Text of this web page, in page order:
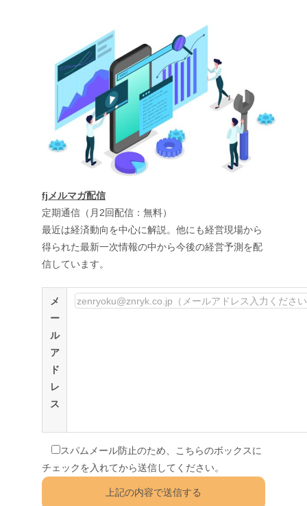
fjメルマガ配信
定期通信（月2回配信：無料）
最近は経済動向を中心に解説。他にも経営現場から
得られた最新一次情報の中から今後の経営予測を配
信しています。
メ
ー
ル
ア
ド
レ
ス
スパムメール防止のため、こちらのボックスに
チェックを入れてから送信してください。